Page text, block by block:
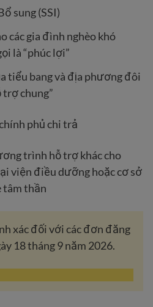
sung (SSI)
các gia đình nghèo khó
là “phúc lợi”
tiểu bang và địa phương đôi
trợ chung”
phủ chi trả
trình hỗ trợ khác cho
viện điều dưỡng hoặc cơ sở
tâm thần
xác đối với các đơn đăng
18 tháng 9 năm 2026.